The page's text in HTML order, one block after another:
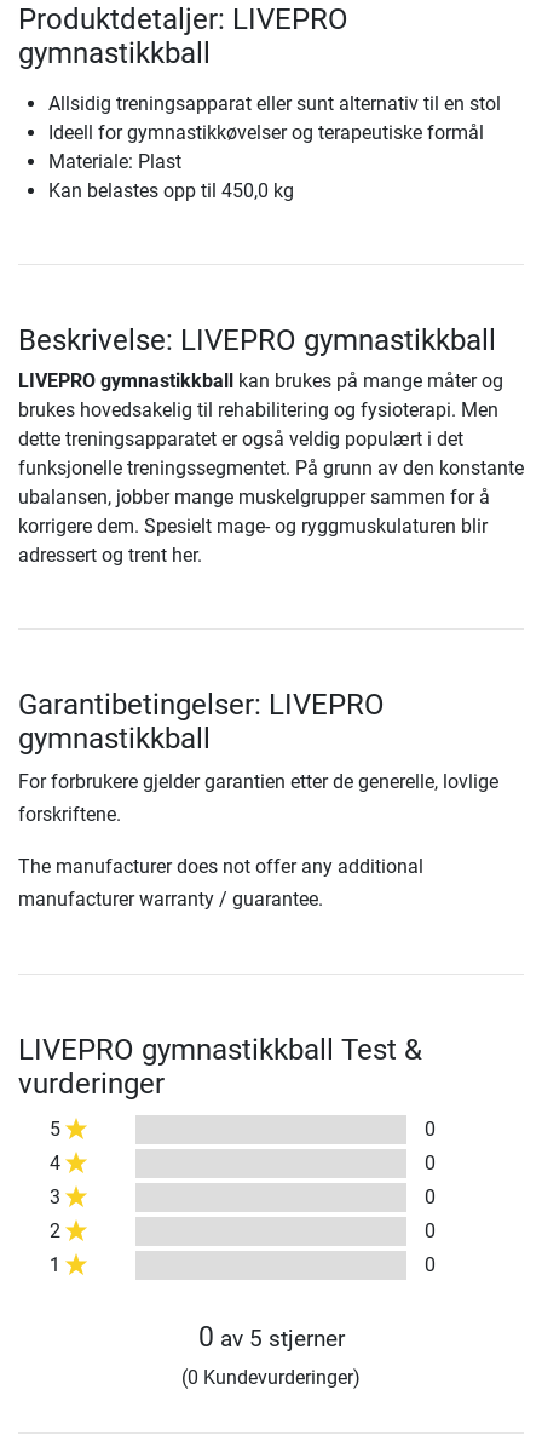
Produktdetaljer: LIVEPRO
gymnastikkball
Allsidig treningsapparat eller sunt alternativ til en stol
Ideell for gymnastikkøvelser og terapeutiske formål
Materiale: Plast
Kan belastes opp til 450,0 kg
Beskrivelse: LIVEPRO gymnastikkball
LIVEPRO gymnastikkball kan brukes på mange måter og
brukes hovedsakelig til rehabilitering og fysioterapi. Men
dette treningsapparatet er også veldig populært i det
funksjonelle treningssegmentet. På grunn av den konstante
ubalansen, jobber mange muskelgrupper sammen for å
korrigere dem. Spesielt mage- og ryggmuskulaturen blir
adressert og trent her.
Garantibetingelser: LIVEPRO
gymnastikkball
For forbrukere gjelder garantien etter de generelle, lovlige
forskriftene.
The manufacturer does not offer any additional
manufacturer warranty / guarantee.
LIVEPRO gymnastikkball Test &
vurderinger
5
0
4
0
3
0
2
0
1
0
0 av 5 stjerner
(0 Kundevurderinger)